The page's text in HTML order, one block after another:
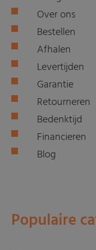
Over ons
Bestellen
Afhalen
Levertijden
Garantie
Retourneren
Bedenktijd
Financieren
Blog
Populaire